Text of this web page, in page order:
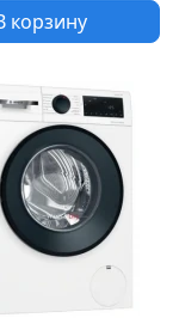
корзину